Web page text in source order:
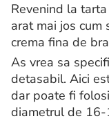
Revenind la
arat mai jos cum
crema fina de
As vrea sa
detasabil. Aici
dar poate fi
diametrul de 16-